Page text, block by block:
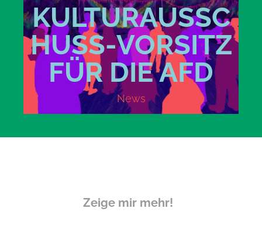
KULTURAUSSC
HUSS-VORSITZ
FÜR DIE AFD
News
Zeige mir mehr!